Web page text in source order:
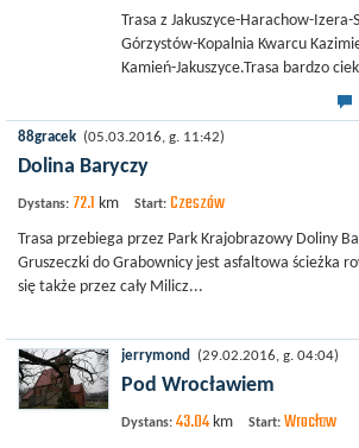
Trasa z Jakuszyce-Harachow-Izera-
Górzystów-Kopalnia Kwarcu
Kamień-Jakuszyce.Trasa bardzo
88gracek (05.03.2016, g. 11:42)
Dolina Baryczy
Dystans: 72.1 km Start: Czeszów
Trasa przebiega przez Park Krajobrazowy Doliny
Gruszeczki do Grabownicy jest asfaltowa ścieżka
się także przez cały Milicz...
jerrymond (29.02.2016, g. 04:04)
Pod Wrocławiem
Dystans: 43.04 km Start: Wrocław